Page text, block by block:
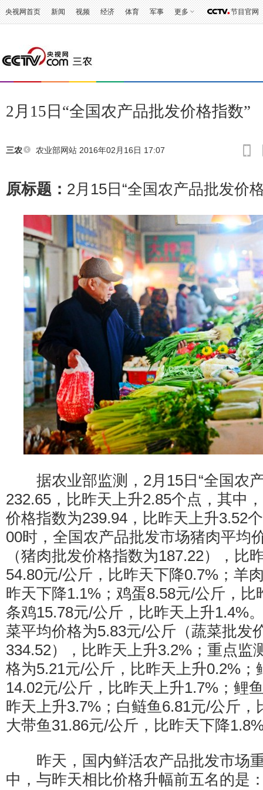
央视网首页 新闻 视频 经济 体育 军事 更多 节目官网
2月15日“全国农产品批发价格指数”
三农 农业部网站 2016年02月16日 17:07
原标题： 2月15日“全国农产品批发价
据农业部监测，2月15日“全国农产
232.65，比昨天上升2.85个点，其中
价格指数为239.94，比昨天上升3.52
00时，全国农产品批发市场猪肉平均
（猪肉批发价格指数为187.22），比
54.80元/公斤，比昨天下降0.7%；羊
昨天下降1.1%；鸡蛋8.58元/公斤，比
条鸡15.78元/公斤，比昨天上升1.4%
菜平均价格为5.83元/公斤（蔬菜批发
334.52），比昨天上升3.2%；重点监
格为5.21元/公斤，比昨天上升0.2%；
14.02元/公斤，比昨天上升1.7%；鲤
昨天上升3.7%；白鲢鱼6.81元/公斤，
大带鱼31.86元/公斤，比昨天下降
昨天，国内鲜活农产品批发市场
中，与昨天相比价格升幅前五名的是